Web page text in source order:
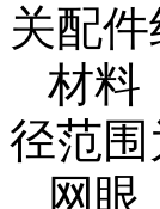
关配件
材料
径范围
网眼